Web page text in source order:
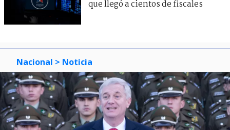
que llegó a cientos de fiscales
Nacional > Noticia